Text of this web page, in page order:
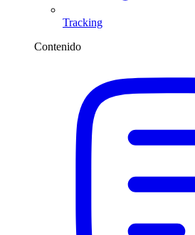
Tracking
Contenido